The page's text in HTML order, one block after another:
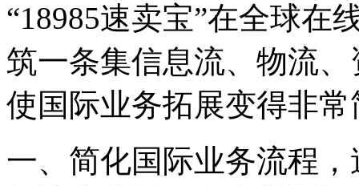
“18985速卖宝”在全球在
筑一条集信息流、物流
使国际业务拓展变得非常
一、简化国际业务流程